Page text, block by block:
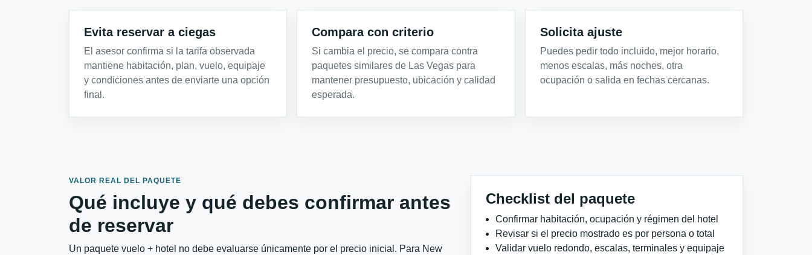
Evita reservar a ciegas
El asesor confirma si la tarifa observada
mantiene habitación, plan, vuelo, equipaje
y condiciones antes de enviarte una opción
final.
Compara con criterio
Si cambia el precio, se compara contra
paquetes similares de Las Vegas para
mantener presupuesto, ubicación y calidad
esperada.
Solicita ajuste
Puedes pedir todo incluido, mejor horario,
menos escalas, más noches, otra
ocupación o salida en fechas cercanas.
VALOR REAL DEL PAQUETE
Qué incluye y qué debes confirmar antes
de reservar
Un paquete vuelo + hotel no debe evaluarse únicamente por el precio inicial. Para New
Checklist del paquete
Confirmar habitación, ocupación y régimen del hotel
Revisar si el precio mostrado es por persona o total
Validar vuelo redondo, escalas, terminales y equipaje